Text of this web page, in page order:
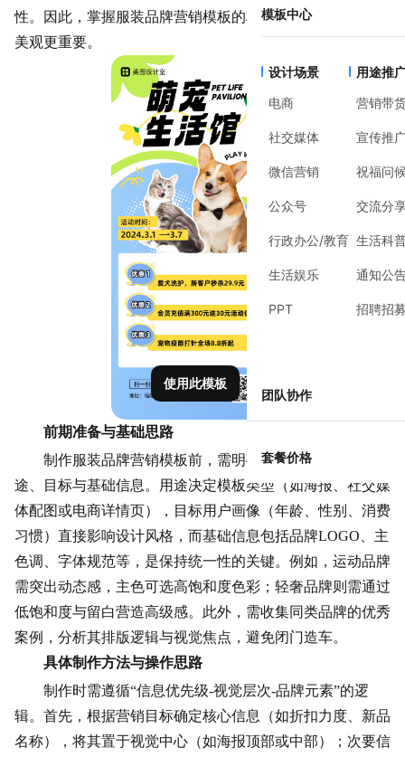
模板中心
设计场景
电商
社交媒体
微信营销
公众号
行政办公/教育
生活娱乐
PPT
用途推
营销带
宣传推
祝福问
交流分
生活科
通知公
招聘招
团队协作
套餐价格
性。因此，掌握服装品牌营销模板的核心逻辑，比单纯追求
美观更重要。
使用此模板
前期准备与基础思路
制作服装品牌营销模板前，需明确三个核心问题：用
途、目标与基础信息。用途决定模板类型（如海报、社交媒
体配图或电商详情页），目标用户画像（年龄、性别、消费
习惯）直接影响设计风格，而基础信息包括品牌LOGO、主
色调、字体规范等，是保持统一性的关键。例如， 运动品牌
需突出动态感，主色可选高饱和度色彩；轻奢品牌则需通过
低饱和度与留白营造高级感。此外，需收集同类品牌的优秀
案例，分析其排版逻辑与视觉焦点，避免闭门造车。
具体制作方法与操作思路
制作时需遵循“信息优先级-视觉层次-品牌元素”的逻
辑。首先，根据营销目标确定核心信息（如折扣力度、新品
名称），将其置于视觉中心（如海报顶部或中部）；次要信